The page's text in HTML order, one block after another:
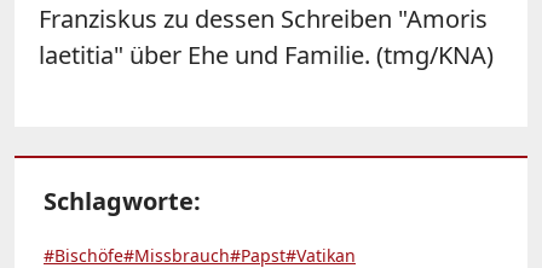
Franziskus zu dessen Schreiben "Amoris
laetitia" über Ehe und Familie. (tmg/KNA)
Schlagworte:
#Bischöfe#Missbrauch#Papst#Vatikan